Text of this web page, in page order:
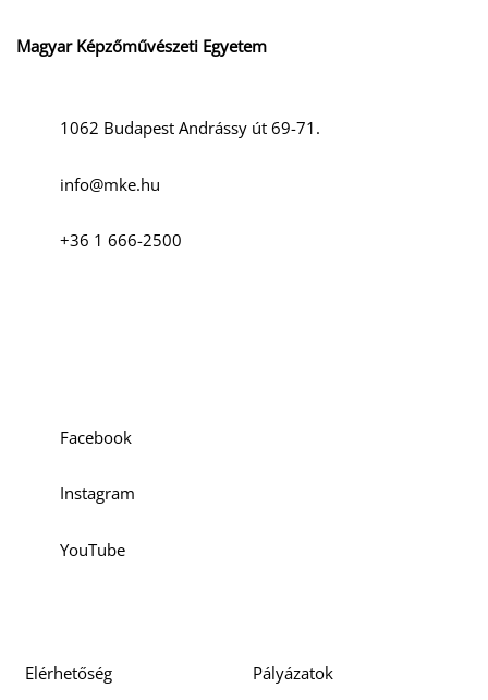
Magyar Képzőművészeti Egyetem
1062 Budapest Andrássy út 69-71.
info@mke.hu
+36 1 666-2500
Facebook
Instagram
YouTube
Elérhetőség Pályázatok